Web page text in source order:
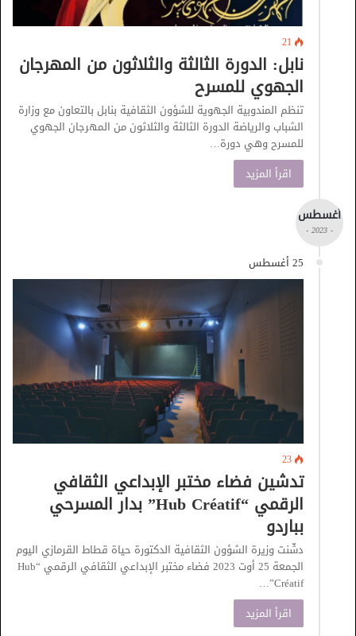
21
نابل: الدورة الثالثة والثلاثون من المهرجان
الجهوي للمسرح
تنظم المندوبية الجهوية للشؤون الثقافية بنابل بالتعاون مع وزارة
الشباب والرياضة الدورة الثالثة والثلاثون من المهرجان الجهوي
للمسرح وهي دورة…
اقرأ المزيد
أغسطس
- 2023 -
25 أغسطس
23
تدشين فضاء مختبر الإبداعي الثقافي
الرقمي “Hub Créatif” بدار المسرحي
بباردو
دشّنت وزيرة الشؤون الثقافية الدكتورة حياة قطاط القرمازي اليوم
الجمعة 25 أوت 2023 فضاء مختبر الإبداعي الثقافي الرقمي “Hub
Créatif”…
اقرأ المزيد